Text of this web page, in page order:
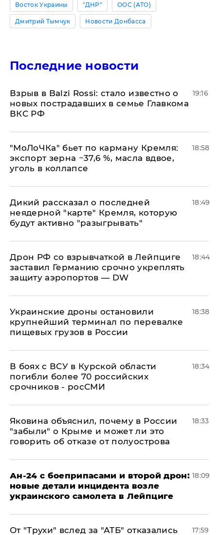
Восток Украины "ДНР" ООС (АТО)
Дмитрий Тымчук Новости Донбасса
Последние новости
Взрыв в Balzi Rossi: стало известно о
новых пострадавших в семье Главкома
ВКС РФ
19:16
​"МоЛоЧКа" бьет по карману Кремля:
экспорт зерна −37,6 %, масла вдвое,
уголь в коллапсе
18:58
Дикий рассказал о последней
неядерной "карте" Кремля, которую
будут активно "разыгрывать"
18:49
​Дрон РФ со взрывчаткой в Лейпциге
заставил Германию срочно укреплять
защиту аэропортов — DW
18:44
Украинские дроны остановили
крупнейший терминал по перевалке
пищевых грузов в России
18:38
В боях с ВСУ в Курской области
погибли более 70 российских
срочников - росСМИ
18:34
Яковина объяснил, почему в России
"забыли" о Крыме и может ли это
говорить об отказе от полуострова
18:33
Ан-24 с боеприпасами и второй дрон:
новые детали инцидента возле
украинского самолета в Лейпциге
18:09
От "Трухи" вслед за "АТБ" отказались 17:59